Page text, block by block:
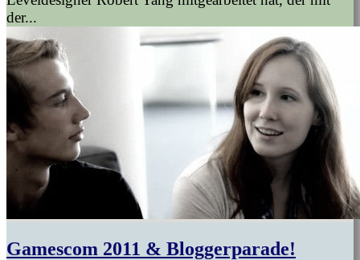
der...
Gamescom 2011 & Bloggerparade!